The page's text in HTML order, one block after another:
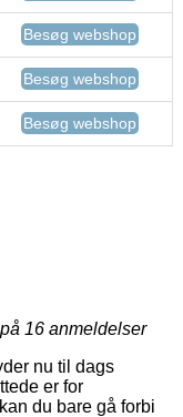
Besøg webshop
Besøg webshop
Besøg webshop
16 anmeldelser
nu til dags
er for
du bare gå forbi